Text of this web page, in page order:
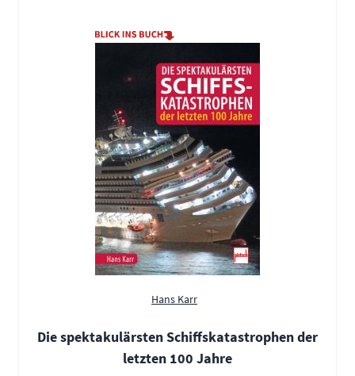
Hans Karr
Die spektakulärsten Schiffskatastrophen der
letzten 100 Jahre